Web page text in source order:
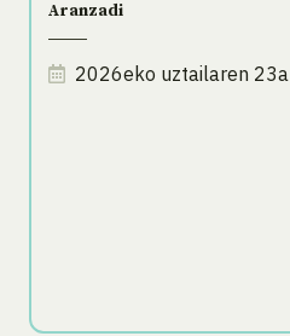
Aranzadi
2026eko uztailaren 23a